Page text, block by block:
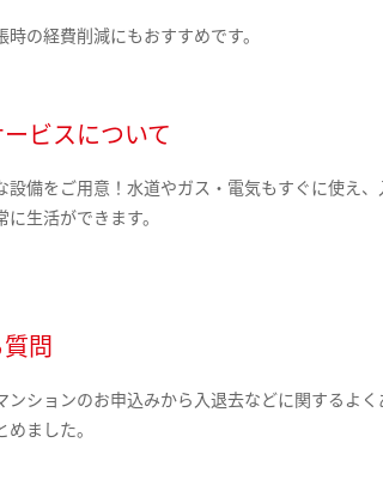
時の経費削減にもおすすめです。
ビスについて
設備をご用意！水道やガス・電気もすぐに使え、
生活ができます。
問
ンションのお申込みから入退去などに関するよく
ました。